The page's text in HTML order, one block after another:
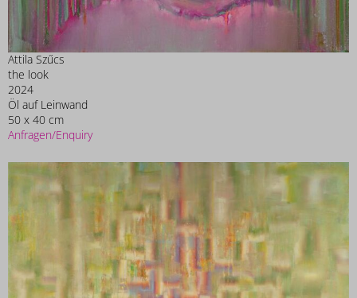
Attila Szűcs
the look
2024
Öl auf Leinwand
50 x 40 cm
Anfragen/Enquiry